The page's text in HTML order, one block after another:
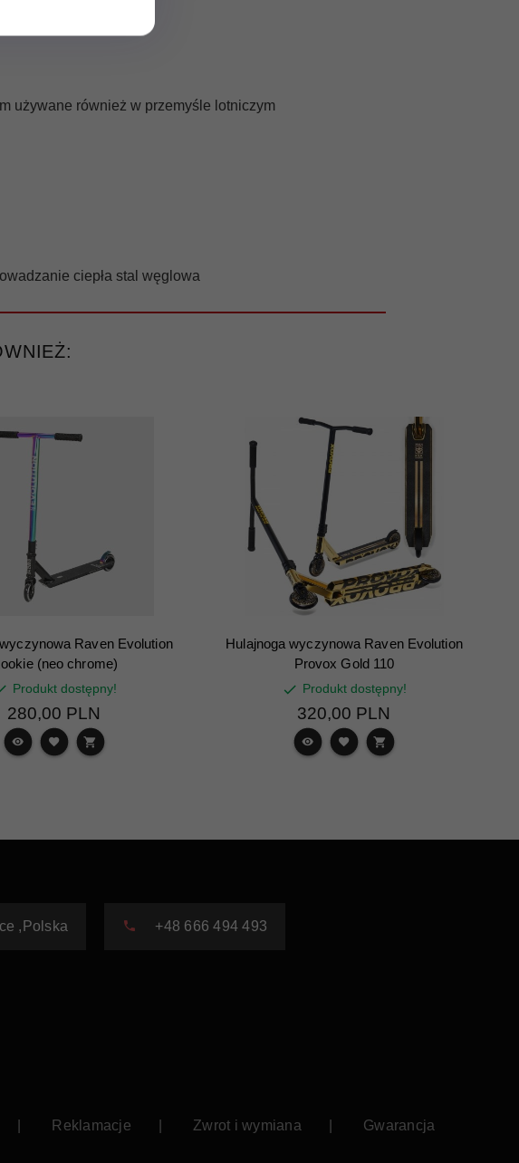
używane również w przemyśle lotniczym
ciepła stal węglowa
Raven Evolution
(neo chrome)
Produkt dostępny!
280,00 PLN
Hulajnoga wyczynowa Raven Evolution
Provox Gold 110
Produkt dostępny!
320,00 PLN
, Polska +48 666 494 493
Reklamacje Zwrot i wymiana Gwarancja